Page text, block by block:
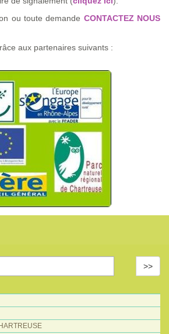
ou toute demande CONTACTEZ NOUS
aux partenaires suivants :
>>